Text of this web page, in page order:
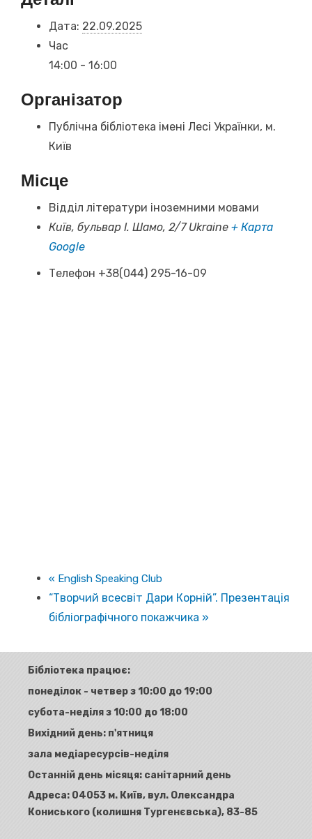
Дата: 22.09.2025
Час
14:00 - 16:00
Організатор
Публічна бібліотека імені Лесі Українки, м.
Київ
Місце
Відділ літератури іноземними мовами
Київ, бульвар І. Шамо, 2/7 Ukraine + Карта
Google
Телефон +38(044) 295-16-09
« English Speaking Club
“Творчий всесвіт Дари Корній”. Презентація
бібліографічного покажчика »
Бібліотека працює:
понеділок - четвер з 10:00 до 19:00
субота-неділя з 10:00 до 18:00
Вихідний день: п'ятниця
зала медіаресурсів-неділя
Останній день місяця: санітарний день
Адреса: 04053 м. Київ, вул. Олександра
Кониського (колишня Тургенєвська), 83-85